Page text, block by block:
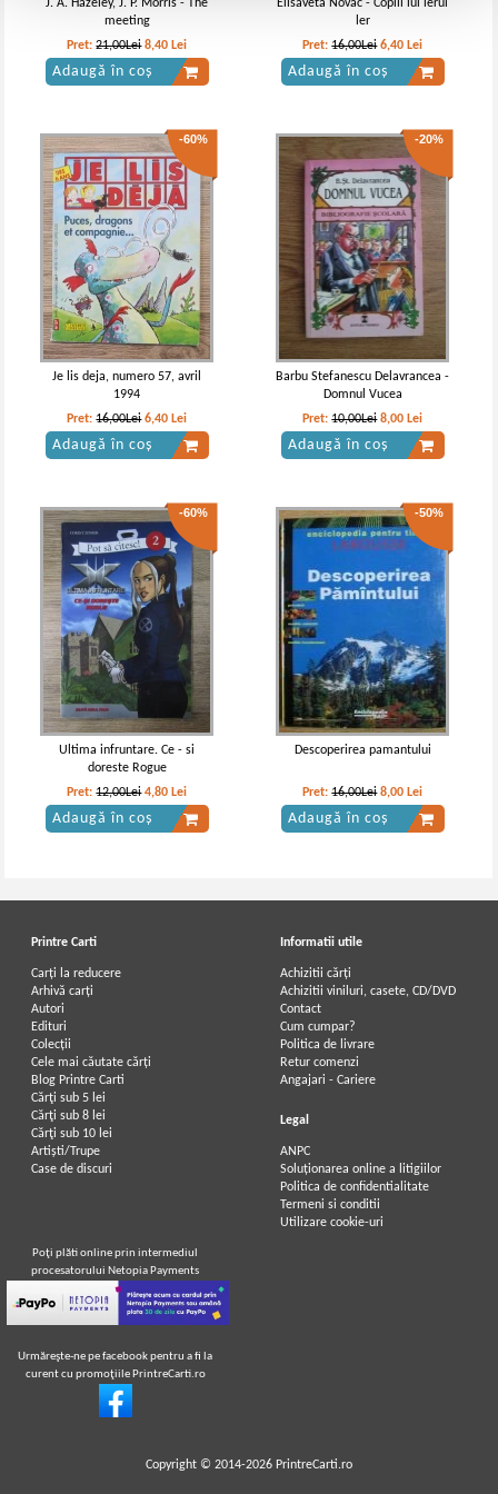
J. A. Hazeley, J. P. Morris - The
meeting
Pret:21,00Lei 8,40 Lei
Adaugă în coș
Elisaveta Novac - Copiii lui lerui
ler
Pret:16,00Lei 6,40 Lei
Adaugă în coș
-60%
Je lis deja, numero 57, avril
1994
Pret:16,00Lei 6,40 Lei
Adaugă în coș
-20%
Barbu Stefanescu Delavrancea -
Domnul Vucea
Pret:10,00Lei 8,00 Lei
Adaugă în coș
-60%
Ultima infruntare. Ce - si
doreste Rogue
Pret:12,00Lei 4,80 Lei
Adaugă în coș
-50%
Descoperirea pamantului
Pret:16,00Lei 8,00 Lei
Adaugă în coș
Printre Carti
Carți la reducere
Arhivă carți
Autori
Edituri
Colecții
Cele mai căutate cărți
Blog Printre Carti
Cărţi sub 5 lei
Cărţi sub 8 lei
Cărţi sub 10 lei
Artiști/Trupe
Case de discuri
Informatii utile
Achizitii cărți
Achizitii viniluri, casete, CD/DVD
Contact
Cum cumpar?
Politica de livrare
Retur comenzi
Angajari - Cariere
Legal
ANPC
Soluționarea online a litigiilor
Politica de confidentialitate
Termeni si conditii
Utilizare cookie-uri
Poţi plăti online prin intermediul
procesatorului Netopia Payments
Urmăreşte-ne pe facebook pentru a fi la
curent cu promoţiile PrintreCarti.ro
Copyright © 2014-2026 PrintreCarti.ro